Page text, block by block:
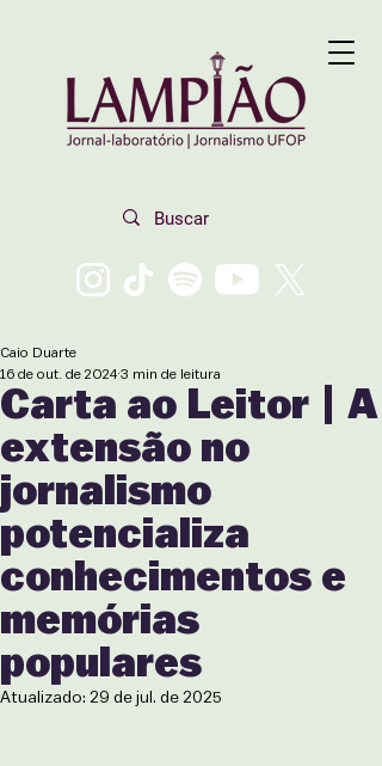
Carta ao Leitor | A
extensão no
jornalismo
potencializa
conhecimentos e
memórias
populares
Caio Duarte
16 de out. de 2024 3 min de leitura
Atualizado: 29 de jul. de 2025